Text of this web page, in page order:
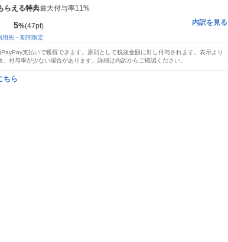
らえる特典最大付与率11%
5%(47pt)
用先・期間限定
内訳を見る
PayPay支払いで獲得できます。原則として税抜金額に対し付与されます。表示より
、付与率が少ない場合があります。詳細は内訳からご確認ください。
ちら